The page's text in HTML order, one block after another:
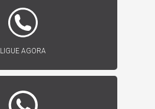
LIGUE AGORA